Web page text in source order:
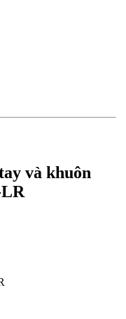
và khuôn